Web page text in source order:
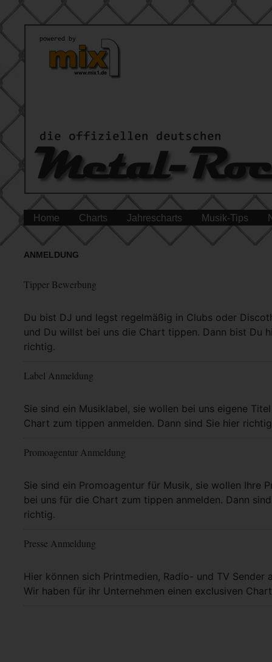
Home Charts Jahrescharts Musik-Tips
ANMELDUNG
Tipper Bewerbung
Du bist DJ und legst regelmäßig in Clubs oder
und Du willst bei uns die Chart tippen. Dann bist Du
richtig.
Mehr Info
Label Anmeldung
Sie sind ein Musiklabel, sie wollen bei uns eigene
Chart zum tippen anmelden. Dann sind Sie hier
Mehr Info
Promoagentur Anmeldung
Sie sind ein Promoagentur für Musik, sie wollen Ihre
bei uns für die Chart zum tippen anmelden. Dann
richtig.
Mehr Info
Presse Anmeldung
Hier können sich Printmedien, Radio- und TV Sender
Wir haben für ihr Unternehmen einen exclusiven
Mehr Info